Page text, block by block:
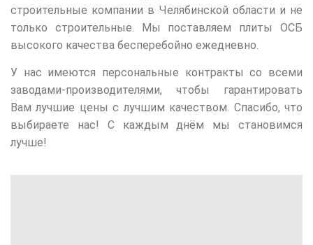
строительные компании в Челябинской области и не
только строительные. Мы поставляем плиты ОСБ
высокого качества бесперебойно ежедневно.
У нас имеются персональные контракты со всеми
заводами-производителями, чтобы гарантировать
Вам лучшие цены с лучшим качеством. Спасибо, что
выбираете нас! С каждым днём мы становимся
лучше!